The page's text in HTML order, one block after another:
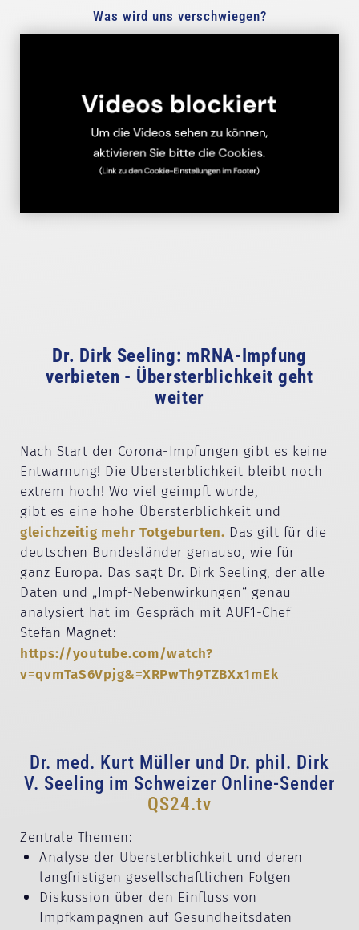
Was wird uns verschwiegen?
Dr. Dirk Seeling: mRNA-Impfung
verbieten - Übersterblichkeit geht
weiter
Nach Start der Corona-Impfungen gibt es keine
Entwarnung! Die Übersterblichkeit bleibt noch
extrem hoch! Wo viel geimpft wurde,
gibt es eine hohe Übersterblichkeit und
gleichzeitig mehr Totgeburten. Das gilt für die
deutschen Bundesländer genauso, wie für
ganz Europa. Das sagt Dr. Dirk Seeling, der alle
Daten und „Impf-Nebenwirkungen“ genau
analysiert hat im Gespräch mit AUF1-Chef
Stefan Magnet:
https://youtube.com/watch?
v=qvmTaS6Vpjg&=XRPwTh9TZBXx1mEk
Dr. med. Kurt Müller und Dr. phil. Dirk
V. Seeling im Schweizer Online-Sender
QS24.tv
Zentrale Themen:
Analyse der Übersterblichkeit und deren
langfristigen gesellschaftlichen Folgen
Diskussion über den Einfluss von
Impfkampagnen auf Gesundheitsdaten